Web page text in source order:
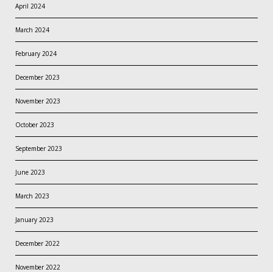
April 2024
March 2024
February 2024
December 2023
November 2023
October 2023
September 2023
June 2023
March 2023
January 2023
December 2022
November 2022